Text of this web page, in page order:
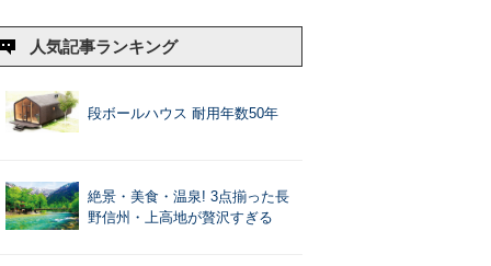
人気記事ランキング
段ボールハウス 耐用年数50年
絶景・美食・温泉! 3点揃った長
野信州・上高地が贅沢すぎる